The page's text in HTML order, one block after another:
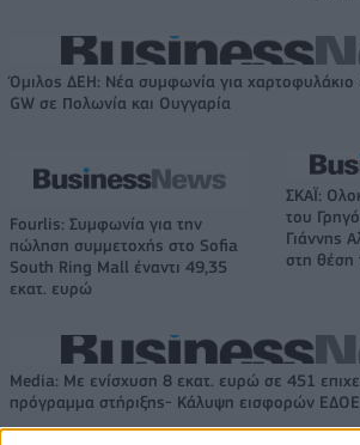
Όμιλος ΔΕΗ: Νέα συμφωνία για
GW σε Πολωνία και Ουγγαρία
Fourlis: Συμφωνία για την
πώληση συμμετοχής στο Sofia
South Ring Mall έναντι 49,35
εκατ. ευρώ
ΣΚΑΪ:
του
Γιάννης
στη θέση
Media: Με ενίσχυση 8 εκατ. ευρώ σε 451
πρόγραμμα στήριξης- Κάλυψη εισφορών